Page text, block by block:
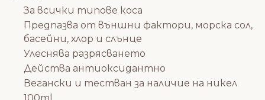
За всички типове коса
Предпазва от външни фактори, морска сол,
басейни, хлор и слънце
Улеснява разрясването
Действа антиоксидантно
Вегански и тестван за наличие на никел